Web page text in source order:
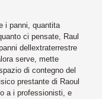
i panni, quantita
ci pensate, Raul
dellextraterrestre
serve, mette
di contegno del
prestante di Raoul
a i professionisti, e